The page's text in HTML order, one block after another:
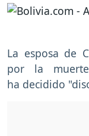
La esposa de
por la
ha decidido